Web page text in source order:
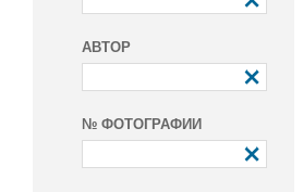
АВТОР
№ ФОТОГРАФИИ